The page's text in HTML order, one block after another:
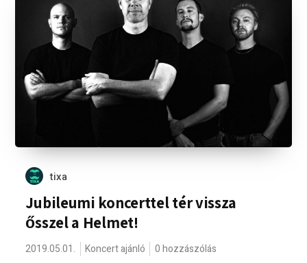
tixa
Jubileumi koncerttel tér vissza
ősszel a Helmet!
2019.05.01. Koncert ajánló 0 hozzászólás